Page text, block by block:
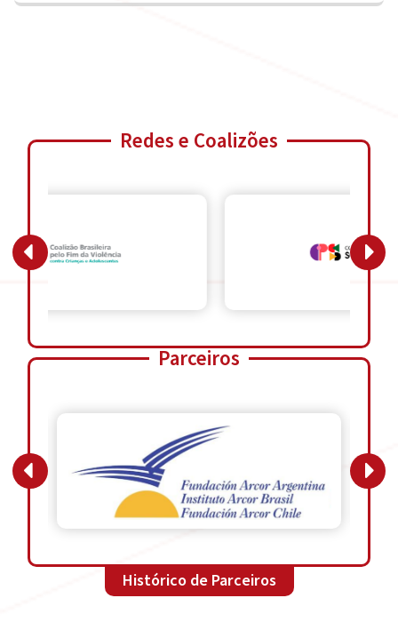
Redes e Coalizões
Parceiros
Histórico de Parceiros